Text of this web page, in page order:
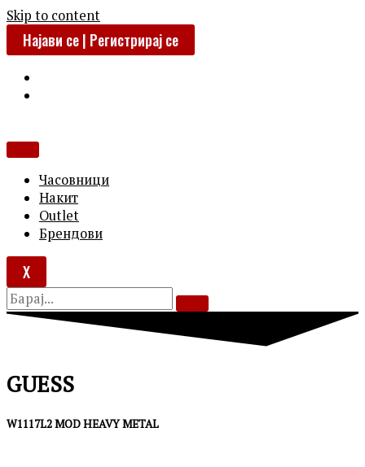
Skip to content
Најави се | Регистрирај се
Часовници
Накит
Outlet
Брендови
X
GUESS
W1117L2 MOD HEAVY METAL